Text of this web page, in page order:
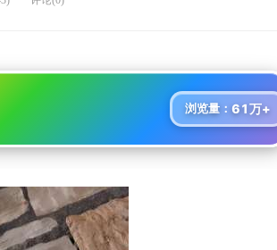
浏览量：61万+